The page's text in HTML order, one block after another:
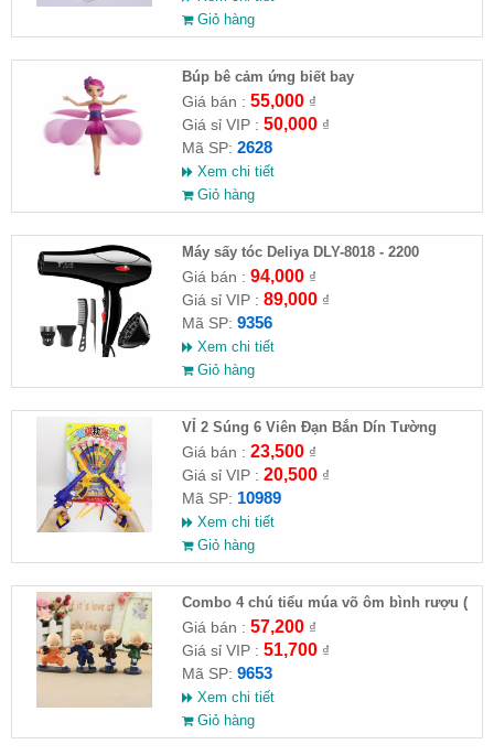
Giỏ hàng
​Búp bê cảm ứng biết bay
Giá bán : 55,000₫
Giá sỉ VIP : 50,000₫
Mã SP: 2628
Xem chi tiết
Giỏ hàng
Máy sấy tóc Deliya DLY-8018 - 2200
Giá bán : 94,000₫
Giá sỉ VIP : 89,000₫
Mã SP: 9356
Xem chi tiết
Giỏ hàng
VỈ 2 Súng 6 Viên Đạn Bắn Dín Tường
Giá bán : 23,500₫
Giá sỉ VIP : 20,500₫
Mã SP: 10989
Xem chi tiết
Giỏ hàng
Combo 4 chú tiểu múa võ ôm bình rượu (
HĐ )
Giá bán : 57,200₫
Giá sỉ VIP : 51,700₫
Mã SP: 9653
Xem chi tiết
Giỏ hàng